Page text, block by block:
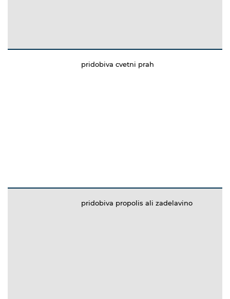
pridobiva cvetni prah
pridobiva propolis ali zadelavino